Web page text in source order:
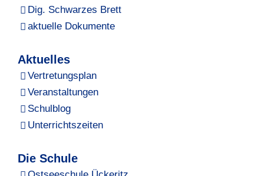
Dig. Schwarzes Brett
aktuelle Dokumente
Aktuelles
Vertretungsplan
Veranstaltungen
Schulblog
Unterrichtszeiten
Die Schule